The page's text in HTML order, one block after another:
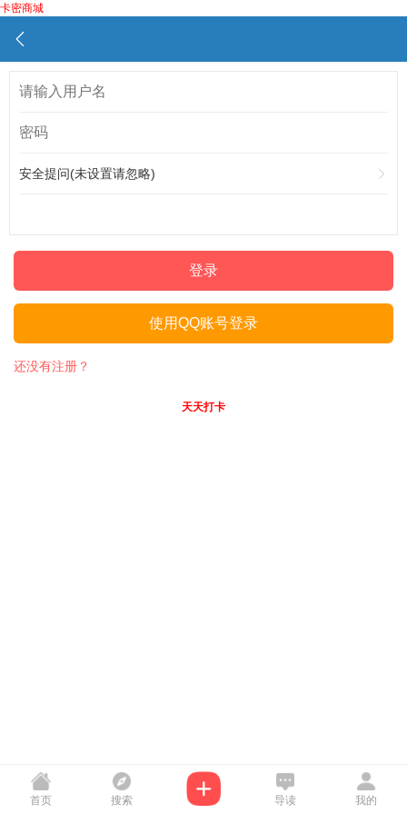
卡密商城
安全提问(未设置请忽略)
登录
使用QQ账号登录
还没有注册？
天天打卡
首页 搜索 导读 我的